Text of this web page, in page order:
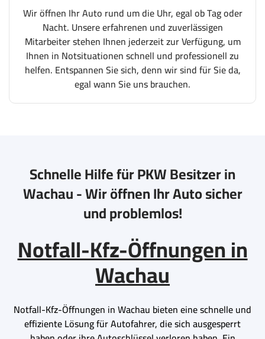
Wir öffnen Ihr Auto rund um die Uhr, egal ob Tag oder
Nacht. Unsere erfahrenen und zuverlässigen
Mitarbeiter stehen Ihnen jederzeit zur Verfügung, um
Ihnen in Notsituationen schnell und professionell zu
helfen. Entspannen Sie sich, denn wir sind für Sie da,
egal wann Sie uns brauchen.
Schnelle Hilfe für PKW Besitzer in
Wachau - Wir öffnen Ihr Auto sicher
und problemlos!
Notfall-Kfz-Öffnungen in
Wachau
Notfall-Kfz-Öffnungen in Wachau bieten eine schnelle und
effiziente Lösung für Autofahrer, die sich ausgesperrt